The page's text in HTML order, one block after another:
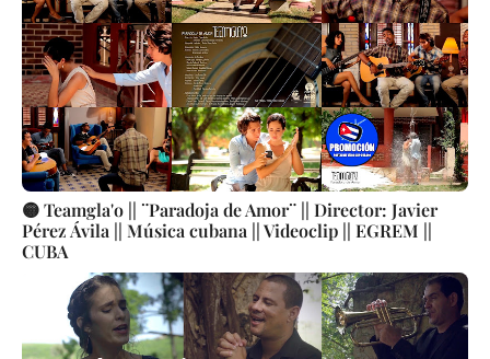
🟡 Teamgla'o || ¨Paradoja de Amor¨ || Director: Javier
Pérez Ávila || Música cubana || Videoclip || EGREM ||
CUBA